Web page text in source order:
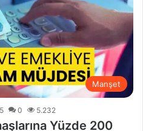
Manşet
0 5.232
Yüzde 200